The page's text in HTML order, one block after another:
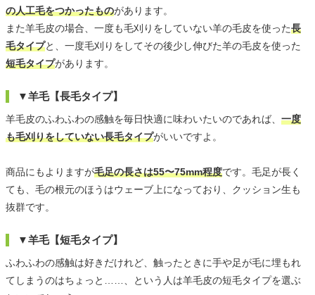
の人工毛をつかったものがあります。
また羊毛皮の場合、一度も毛刈りをしていない羊の毛皮を使った長
毛タイプと、一度毛刈りをしてその後少し伸びた羊の毛皮を使った
短毛タイプがあります。
▼羊毛【長毛タイプ】
羊毛皮のふわふわの感触を毎日快適に味わいたいのであれば、 一度
も毛刈りをしていない長毛タイプがいいですよ。
商品にもよりますが毛足の長さは55〜75mm程度です。毛足が長く
ても、毛の根元のほうはウェーブ上になっており、クッション生も
抜群です。
▼羊毛【短毛タイプ】
ふわふわの感触は好きだけれど、触ったときに手や足が毛に埋もれ
てしまうのはちょっと……、という人は羊毛皮の短毛タイプを選ぶ